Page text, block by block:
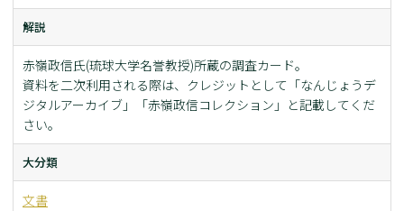
解説
赤嶺政信氏(琉球大学名誉教授)所蔵の調査カード。
資料を二次利用される際は、クレジットとして「なんじょうデ
ジタルアーカイブ」「赤嶺政信コレクション」と記載してくだ
さい。
大分類
文書